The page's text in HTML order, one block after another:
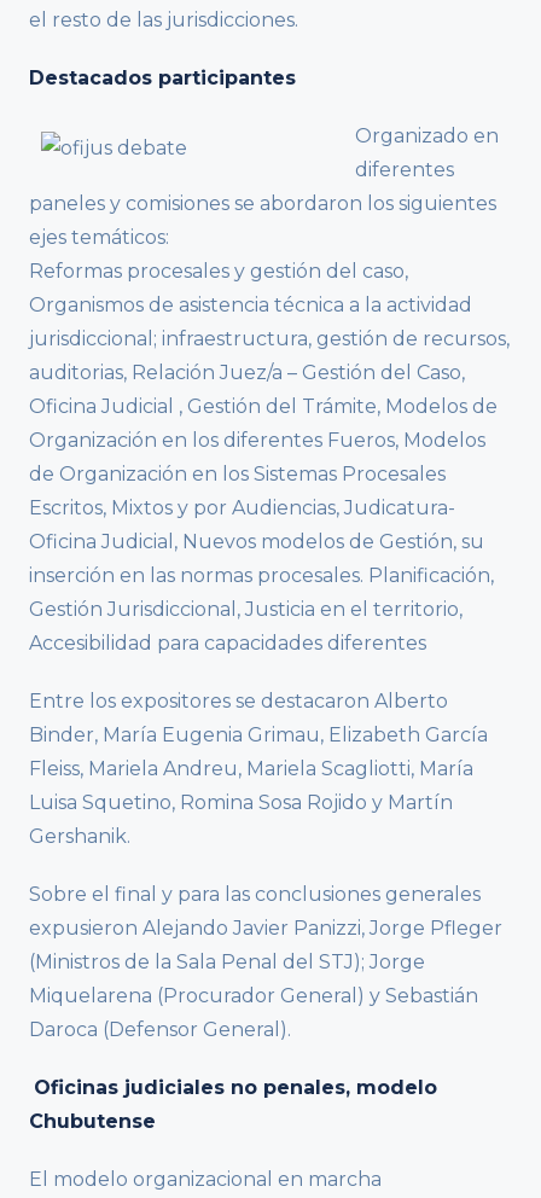
el resto de las jurisdicciones.
Destacados participantes
Organizado en
diferentes
paneles y comisiones se abordaron los siguientes
ejes temáticos:
Reformas procesales y gestión del caso,
Organismos de asistencia técnica a la actividad
jurisdiccional; infraestructura, gestión de recursos,
auditorias, Relación Juez/a – Gestión del Caso,
Oficina Judicial , Gestión del Trámite, Modelos de
Organización en los diferentes Fueros, Modelos
de Organización en los Sistemas Procesales
Escritos, Mixtos y por Audiencias, Judicatura-
Oficina Judicial, Nuevos modelos de Gestión, su
inserción en las normas procesales. Planificación,
Gestión Jurisdiccional, Justicia en el territorio,
Accesibilidad para capacidades diferentes
Entre los expositores se destacaron Alberto
Binder, María Eugenia Grimau, Elizabeth García
Fleiss, Mariela Andreu, Mariela Scagliotti, María
Luisa Squetino, Romina Sosa Rojido y Martín
Gershanik.
Sobre el final y para las conclusiones generales
expusieron Alejando Javier Panizzi, Jorge Pfleger
(Ministros de la Sala Penal del STJ); Jorge
Miquelarena (Procurador General) y Sebastián
Daroca (Defensor General).
Oficinas judiciales no penales, modelo
Chubutense
El modelo organizacional en marcha